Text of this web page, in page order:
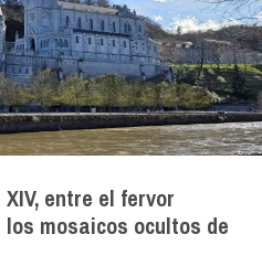
entre el fervor
mosaicos ocultos de